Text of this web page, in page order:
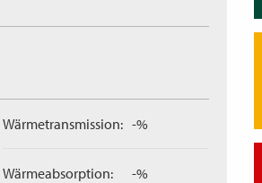
Wärmetransmission: -%
Wärmeabsorption: -%